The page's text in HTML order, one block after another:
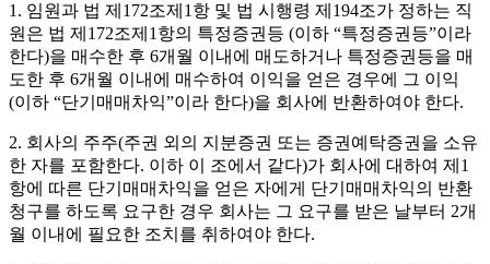
1. 임원과 법 제172조제1항 및 법 시행령 제194조가 정하는 직
원은 법 제172조제1항의 특정증권등 (이하 “특정증권등”이라
한다)을 매수한 후 6개월 이내에 매도하거나 특정증권등을 매
도한 후 6개월 이내에 매수하여 이익을 얻은 경우에 그 이익
(이하 “단기매매차익”이라 한다)을 회사에 반환하여야 한다.
2. 회사의 주주(주권 외의 지분증권 또는 증권예탁증권을 소유
한 자를 포함한다. 이하 이 조에서 같다)가 회사에 대하여 제1
항에 따른 단기매매차익을 얻은 자에게 단기매매차익의 반환
청구를 하도록 요구한 경우 회사는 그 요구를 받은 날부터 2개
월 이내에 필요한 조치를 취하여야 한다.